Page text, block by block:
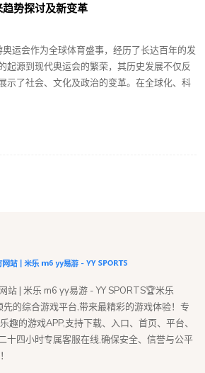
势探讨及新变革
运会作为全球体育盛事，经历了长达百年的发
起源到现代奥运会的繁荣，其历史发展不仅反
示了社会、文化及政治的变革。在全球化、科
站 | 米乐 m6 yy易游 - YY SPORTS🏆米乐
的综合游戏平台,带来最精彩的游戏体验！专
趣的游戏APP,支持下载、入口、首页、平台、
十四小时专属客服在线,确保安全、信誉与公平